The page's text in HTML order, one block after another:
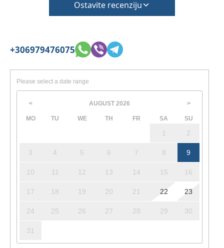
Ostavite recenziju
+306979476075
Please select a date range
< AUGUST 2026 >
MO TU WE TH FR SA SU
1 2
3 4 5 6 7 8 9
10 11 12 13 14 15 16
17 18 19 20 21 22 23
24 25 26 27 28 29 30
31